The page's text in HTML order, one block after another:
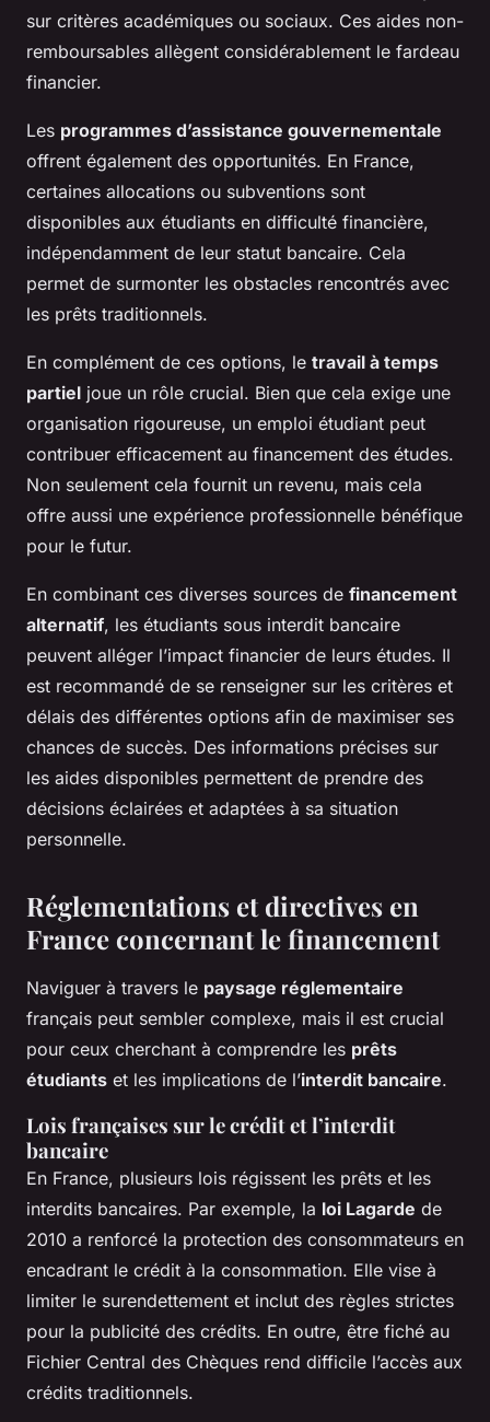
sur critères académiques ou sociaux. Ces aides non-
remboursables allègent considérablement le fardeau
financier.
Les programmes d’assistance gouvernementale
offrent également des opportunités. En France,
certaines allocations ou subventions sont
disponibles aux étudiants en difficulté financière,
indépendamment de leur statut bancaire. Cela
permet de surmonter les obstacles rencontrés avec
les prêts traditionnels.
En complément de ces options, le travail à temps
partiel joue un rôle crucial. Bien que cela exige une
organisation rigoureuse, un emploi étudiant peut
contribuer efficacement au financement des études.
Non seulement cela fournit un revenu, mais cela
offre aussi une expérience professionnelle bénéfique
pour le futur.
En combinant ces diverses sources de financement
alternatif, les étudiants sous interdit bancaire
peuvent alléger l’impact financier de leurs études. Il
est recommandé de se renseigner sur les critères et
délais des différentes options afin de maximiser ses
chances de succès. Des informations précises sur
les aides disponibles permettent de prendre des
décisions éclairées et adaptées à sa situation
personnelle.
Réglementations et directives en
France concernant le financement
Naviguer à travers le paysage réglementaire
français peut sembler complexe, mais il est crucial
pour ceux cherchant à comprendre les prêts
étudiants et les implications de l’interdit bancaire.
Lois françaises sur le crédit et l’interdit
bancaire
En France, plusieurs lois régissent les prêts et les
interdits bancaires. Par exemple, la loi Lagarde de
2010 a renforcé la protection des consommateurs en
encadrant le crédit à la consommation. Elle vise à
limiter le surendettement et inclut des règles strictes
pour la publicité des crédits. En outre, être fiché au
Fichier Central des Chèques rend difficile l’accès aux
crédits traditionnels.